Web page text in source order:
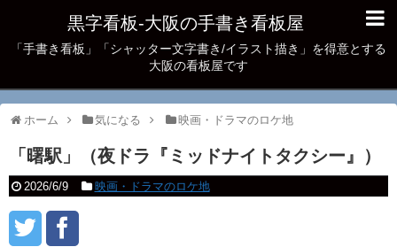
黒字看板‐大阪の手書き看板屋
「手書き看板」「シャッター文字書き/イラスト描き」を得意とする
大阪の看板屋です
ホーム 気になる 映画・ドラマのロケ地
「曙駅」（夜ドラ『ミッドナイトタクシー』）
2026/6/9 映画・ドラマのロケ地